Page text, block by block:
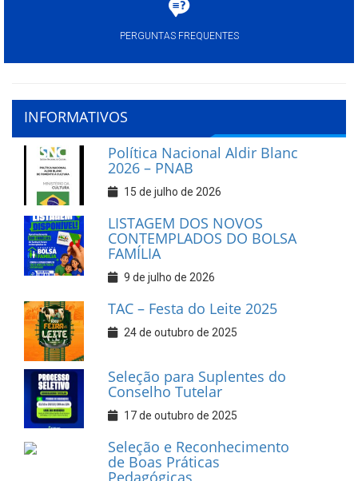
PERGUNTAS FREQUENTES
INFORMATIVOS
Política Nacional Aldir Blanc
2026 – PNAB
15 de julho de 2026
LISTAGEM DOS NOVOS
CONTEMPLADOS DO BOLSA
FAMÍLIA
9 de julho de 2026
TAC – Festa do Leite 2025
24 de outubro de 2025
Seleção para Suplentes do
Conselho Tutelar
17 de outubro de 2025
Seleção e Reconhecimento
de Boas Práticas
Pedagógicas